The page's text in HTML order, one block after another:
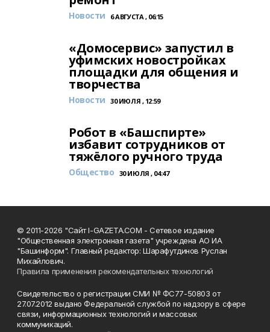
Новости 6 АВГУСТА , 06:15
«Домосервис» запустил в
уфимских новостройках
площадки для общения и
творчества
Новости 30 ИЮЛЯ , 12:59
Робот в «Башспирте»
избавит сотрудников от
тяжёлого ручного труда
Общество 30 ИЮЛЯ , 04:47
© 2011-2026 "Сайт I-GAZETA.COM - Сетевое издание
"Общественная электронная газета" учреждена АО ИА
"Башинформ". Главный редактор: Шарафутдинов Руслан
Михайлович.
Правила применения рекомендательных технологий
Свидетельство о регистрации СМИ № ФС77-50803 от
27.07.2012 выдано Федеральной службой по надзору в сфере
связи, информационных технологий и массовых
коммуникаций.